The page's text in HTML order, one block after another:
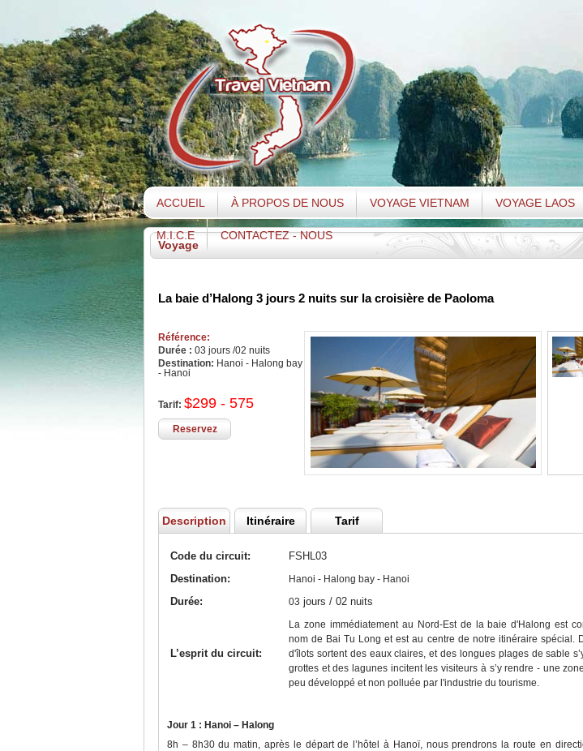
ACCUEIL À PROPOS DE NOUS VOYAGE VIETNAM VOYAGE LAOS
M.I.C.E CONTACTEZ - NOUS
Voyage
La baie d’Halong 3 jours 2 nuits sur la croisière de Paoloma
Référence:
Durée : 03 jours /02 nuits
Destination: Hanoi - Halong bay
- Hanoi
Tarif: $299 - 575
Reservez
Description Itinéraire Tarif
Code du circuit:
FSHL03
Destination:
Hanoi - Halong bay - Hanoi
Durée: 03 jours / 02 nuits
L’esprit du circuit:
La zone immédiatement au Nord-Est de la baie d'Halong est
nom de Bai Tu Long et est au centre de notre itinéraire spécial.
d'îlots sortent des eaux claires, et des longues plages de sable
grottes et des lagunes incitent les visiteurs à s’y rendre - une
peu développé et non polluée par l'industrie du tourisme.
Jour 1 : Hanoi – Halong
8h – 8h30 du matin, après le départ de l’hôtel à Hanoї, nous prendrons la route en